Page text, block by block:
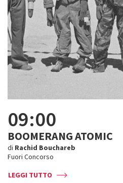
09:00
BOOMERANG ATOMIC
di Rachid Bouchareb
Fuori Concorso
LEGGI TUTTO